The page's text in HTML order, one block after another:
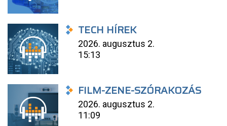
TECH HÍREK
2026. augusztus 2.
15:13
FILM-ZENE-SZÓRAKOZÁS
2026. augusztus 2.
11:09